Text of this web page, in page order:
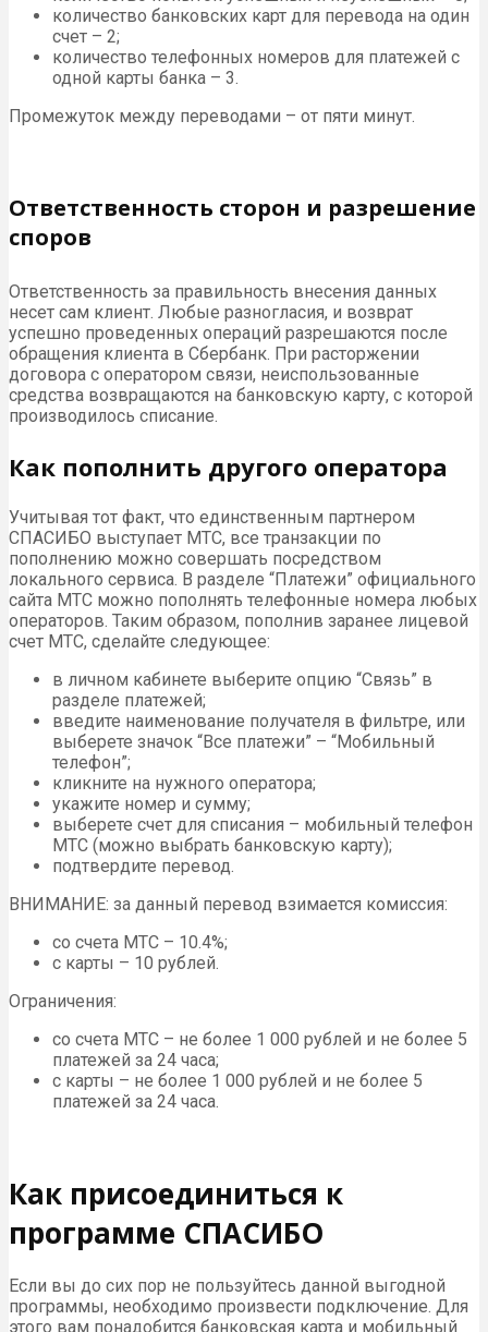
количество банковских карт для перевода на один
счет – 2;
количество телефонных номеров для платежей с
одной карты банка – 3.
Промежуток между переводами – от пяти минут.
Ответственность сторон и разрешение
споров
Ответственность за правильность внесения данных
несет сам клиент. Любые разногласия, и возврат
успешно проведенных операций разрешаются после
обращения клиента в Сбербанк. При расторжении
договора с оператором связи, неиспользованные
средства возвращаются на банковскую карту, с которой
производилось списание.
Как пополнить другого оператора
Учитывая тот факт, что единственным партнером
СПАСИБО выступает МТС, все транзакции по
пополнению можно совершать посредством
локального сервиса. В разделе “Платежи” официального
сайта МТС можно пополнять телефонные номера любых
операторов. Таким образом, пополнив заранее лицевой
счет МТС, сделайте следующее:
в личном кабинете выберите опцию “Связь” в
разделе платежей;
введите наименование получателя в фильтре, или
выберете значок “Все платежи” – “Мобильный
телефон”;
кликните на нужного оператора;
укажите номер и сумму;
выберете счет для списания – мобильный телефон
МТС (можно выбрать банковскую карту);
подтвердите перевод.
ВНИМАНИЕ: за данный перевод взимается комиссия:
со счета МТС – 10.4%;
с карты – 10 рублей.
Ограничения:
со счета МТС – не более 1 000 рублей и не более 5
платежей за 24 часа;
с карты – не более 1 000 рублей и не более 5
платежей за 24 часа.
Как присоединиться к
программе СПАСИБО
Если вы до сих пор не пользуйтесь данной выгодной
программы, необходимо произвести подключение. Для
этого вам понадобится банковская карта и мобильный